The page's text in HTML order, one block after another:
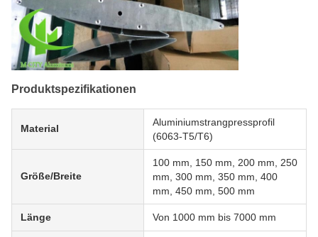
Produktspezifikationen
Material
Aluminiumstrangpressprofil
(6063-T5/T6)
Größe/Breite
100 mm, 150 mm, 200 mm, 250
mm, 300 mm, 350 mm, 400
mm, 450 mm, 500 mm
Länge Von 1000 mm bis 7000 mm